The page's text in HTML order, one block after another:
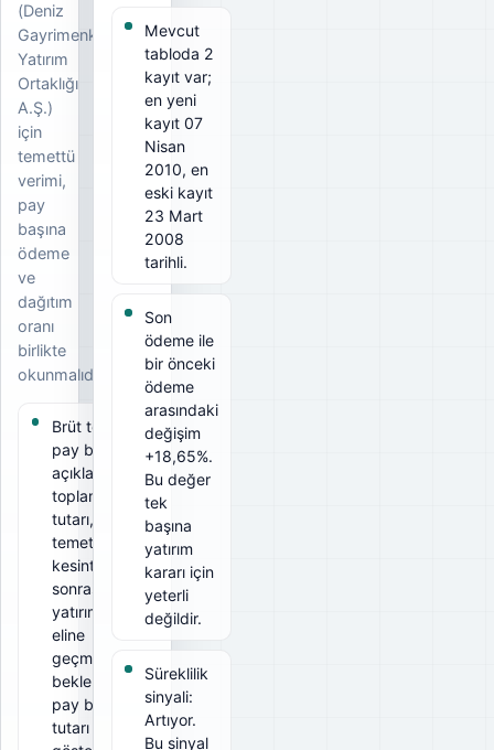
(Deniz
Gayrimenkul
Yatırım
Ortaklığı
A.Ş.)
için
temettü
verimi,
pay
başına
ödeme
ve
dağıtım
oranı
birlikte
okunmalıdır.
Brüt temettü
pay başına
açıklanan
toplam
tutarı, net
temettü ise
kesintiler
sonrası
yatırımcının
eline
geçmesi
beklenen
pay başına
tutarı
Mevcut
tabloda 2
kayıt var;
en yeni
kayıt 07
Nisan
2010, en
eski kayıt
23 Mart
2008
tarihli.
Son
ödeme ile
bir önceki
ödeme
arasındaki
değişim
+18,65%.
Bu değer
tek
başına
yatırım
kararı için
yeterli
değildir.
Süreklilik
sinyali:
Artıyor.
Bu sinyal